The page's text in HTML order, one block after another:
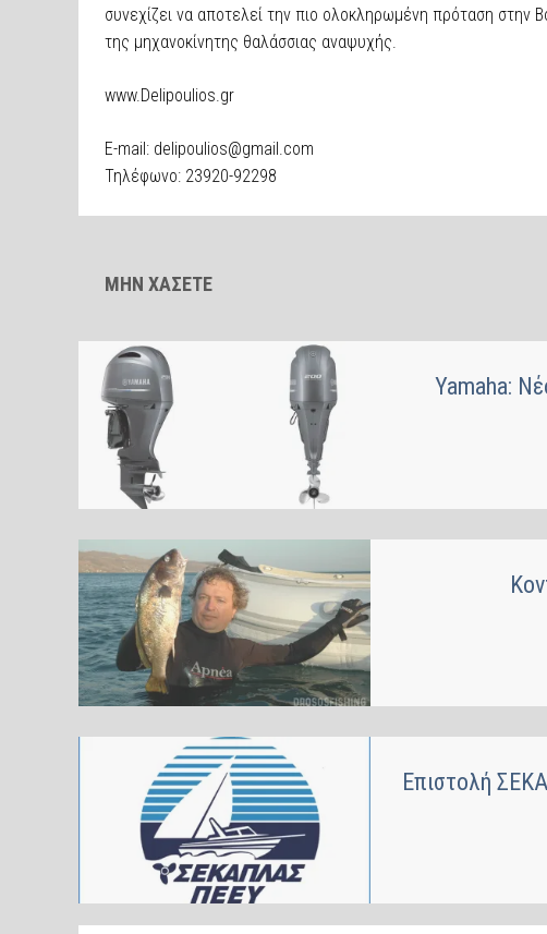
συνεχίζει να αποτελεί την πιο ολοκληρωμένη πρόταση στην
της μηχανοκίνητης θαλάσσιας αναψυχής.
www.Delipoulios.gr
E-mail: delipoulios@gmail.com
Τηλέφωνο: 23920-92298
ΜΗΝ ΧΑΣΕΤΕ
Yamaha:
Επιστολή